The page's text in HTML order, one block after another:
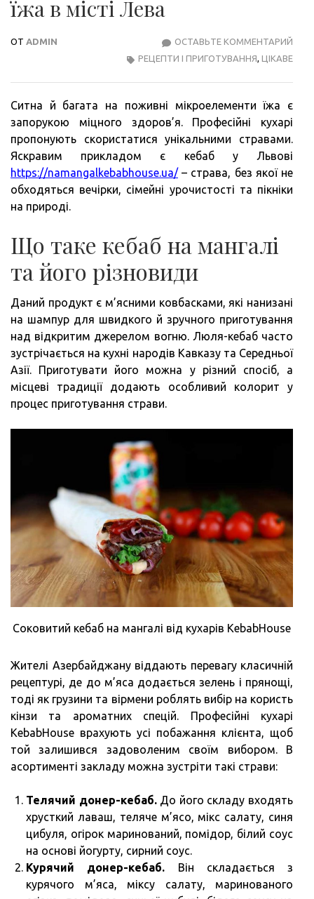
їжа в місті Лева
ОТ ADMIN ОСТАВЬТЕ КОММЕНТАРИЙ
РЕЦЕПТИ І ПРИГОТУВАННЯ ЦІКАВЕ
Ситна й багата на поживні мікроелементи їжа є
запорукою міцного здоров’я. Професійні кухарі
пропонують скористатися унікальними стравами.
Яскравим прикладом є кебаб у Львові
https://namangalkebabhouse.ua/– страва, без якої не
обходяться вечірки, сімейні урочистості та пікніки
на природі.
Що таке кебаб на мангалі
та його різновиди
Даний продукт є м’ясними ковбасками, які нанизані
на шампур для швидкого й зручного приготування
над відкритим джерелом вогню. Люля-кебаб часто
зустрічається на кухні народів Кавказу та Середньої
Азії. Приготувати його можна у різний спосіб, а
місцеві традиції додають особливий колорит у
процес приготування страви.
Соковитий кебаб на мангалі від кухарів KebabHouse
Жителі Азербайджану віддають перевагу класичній
рецептурі, де до м’яса додається зелень і прянощі,
тоді як грузини та вірмени роблять вибір на користь
кінзи та ароматних спецій. Професійні кухарі
KebabHouse врахують усі побажання клієнта, щоб
той залишився задоволеним своїм вибором. В
асортименті закладу можна зустріти такі страви:
Телячий донер-кебаб.До його складу входять
хрусткий лаваш, теляче м’ясо, мікс салату, синя
цибуля, огірок маринований, помідор, білий соус
на основі йогурту, сирний соус.
Курячий донер-кебаб. Він складається з
курячого м’яса, міксу салату, маринованого